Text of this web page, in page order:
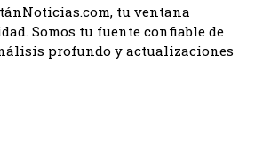
tu ventana
Somos tu fuente confiable de
profundo y actualizaciones